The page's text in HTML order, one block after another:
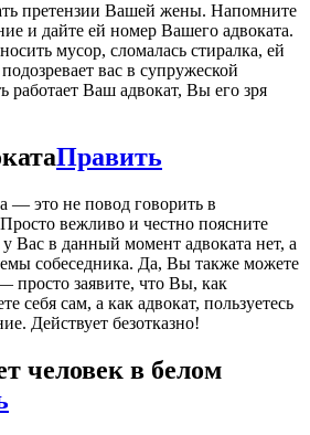
претензии Вашей жены. Напомните
и дайте ей номер Вашего адвоката.
мусор, сломалась стиралка, ей
вас в супружеской
работает Ваш адвокат, Вы его зря
Править
— это не повод говорить в
вежливо и честно поясните
Вас в данный момент адвоката нет, а
собеседника. Да, Вы также можете
просто заявите, что Вы, как
себя сам, а как адвокат, пользуетесь
Действует безотказно!
человек в белом